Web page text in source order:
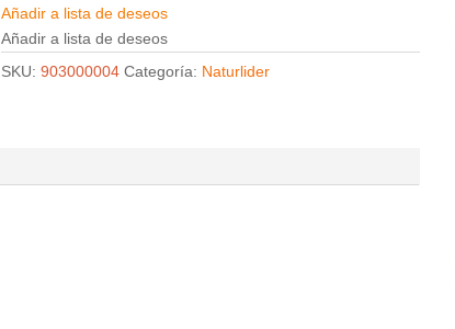
Añadir a lista de deseos
Añadir a lista de deseos
SKU:903000004 Categoría: Naturlider